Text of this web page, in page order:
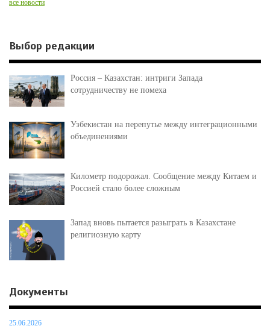
все новости
Выбор редакции
Россия – Казахстан: интриги Запада
сотрудничеству не помеха
Узбекистан на перепутье между интеграционными
объединениями
Километр подорожал. Сообщение между Китаем и
Россией стало более сложным
Запад вновь пытается разыграть в Казахстане
религиозную карту
Документы
25.06.2026